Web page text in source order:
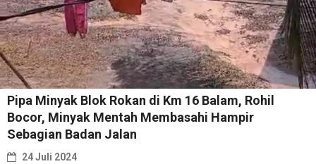
Pipa Minyak Blok Rokan di Km 16 Balam, Rohil
Bocor, Minyak Mentah Membasahi Hampir
Sebagian Badan Jalan
24 Juli 2024